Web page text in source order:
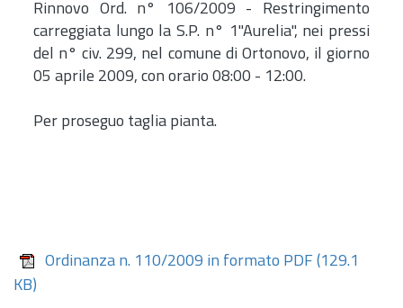
Rinnovo Ord. n° 106/2009 - Restringimento
carreggiata lungo la S.P. n° 1"Aurelia", nei pressi
del n° civ. 299, nel comune di Ortonovo, il giorno
05 aprile 2009, con orario 08:00 - 12:00.
Per proseguo taglia pianta.
Ordinanza n. 110/2009 in formato PDF (129.1
KB)